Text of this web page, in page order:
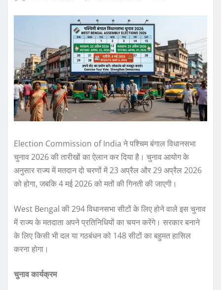
Election Commission of India ने पश्चिम बंगाल विधानसभा
चुनाव 2026 की तारीखों का ऐलान कर दिया है। चुनाव आयोग के
अनुसार राज्य में मतदान दो चरणों में 23 अप्रैल और 29 अप्रैल 2026
को होगा, जबकि 4 मई 2026 को मतों की गिनती की जाएगी।
West Bengal की 294 विधानसभा सीटों के लिए होने वाले इस चुनाव
में राज्य के मतदाता अपने प्रतिनिधियों का चयन करेंगे। सरकार बनाने
के लिए किसी भी दल या गठबंधन को 148 सीटों का बहुमत हासिल
करना होगा।
चुनाव कार्यक्रम